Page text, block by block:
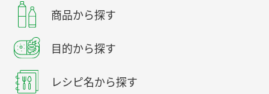
商品から探す
目的から探す
レシピ名から探す